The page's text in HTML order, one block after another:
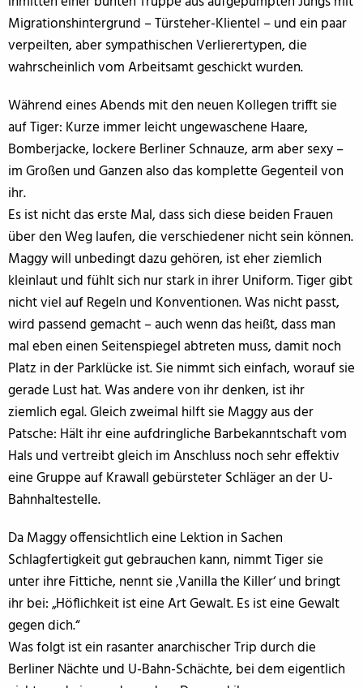
Migrationshintergrund – Türsteher-Klientel – und ein paar
verpeilten, aber sympathischen Verlierertypen, die
wahrscheinlich vom Arbeitsamt geschickt wurden.
Während eines Abends mit den neuen Kollegen trifft sie
auf Tiger: Kurze immer leicht ungewaschene Haare,
Bomberjacke, lockere Berliner Schnauze, arm aber sexy –
im Großen und Ganzen also das komplette Gegenteil von
ihr.
Es ist nicht das erste Mal, dass sich diese beiden Frauen
über den Weg laufen, die verschiedener nicht sein können.
Maggy will unbedingt dazu gehören, ist eher ziemlich
kleinlaut und fühlt sich nur stark in ihrer Uniform. Tiger gibt
nicht viel auf Regeln und Konventionen. Was nicht passt,
wird passend gemacht – auch wenn das heißt, dass man
mal eben einen Seitenspiegel abtreten muss, damit noch
Platz in der Parklücke ist. Sie nimmt sich einfach, worauf sie
gerade Lust hat. Was andere von ihr denken, ist ihr
ziemlich egal. Gleich zweimal hilft sie Maggy aus der
Patsche: Hält ihr eine aufdringliche Barbekanntschaft vom
Hals und vertreibt gleich im Anschluss noch sehr effektiv
eine Gruppe auf Krawall gebürsteter Schläger an der U-
Bahnhaltestelle.
Da Maggy offensichtlich eine Lektion in Sachen
Schlagfertigkeit gut gebrauchen kann, nimmt Tiger sie
unter ihre Fittiche, nennt sie ‚Vanilla the Killer‘ und bringt
ihr bei: „Höflichkeit ist eine Art Gewalt. Es ist eine Gewalt
gegen dich.“
Was folgt ist ein rasanter anarchischer Trip durch die
Berliner Nächte und U-Bahn-Schächte, bei dem eigentlich